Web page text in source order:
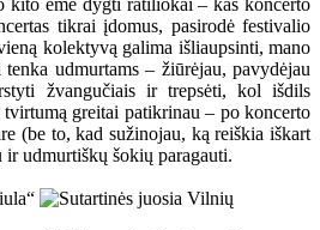
kito ėmė dygti ratiliokai – kas koncerto
tikrai įdomus, pasirodė festivalio
kolektyvą galima išliaupsinti, mano
udmurtams – žiūrėjau, pavydėjau
žvangučiais ir trepsėti, kol išdils
greitai patikrinau – po koncerto
(be to, kad sužinojau, ką reiškia iškart
udmurtiškų šokių paragauti.